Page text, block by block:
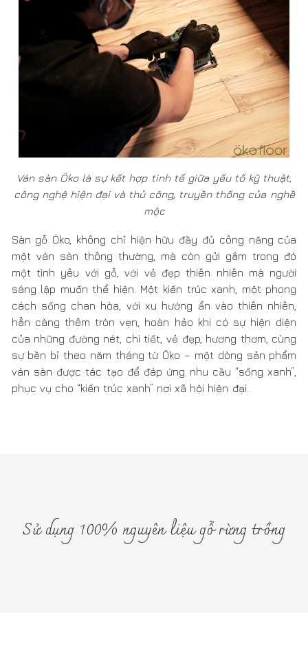
sự bền bỉ theo năm tháng từ Öko – một dòng sản phẩm
ván sàn được tác tạo để đáp ứng nhu cầu “sống xanh”,
phục vụ cho “kiến trúc xanh” nơi xã hội hiện đại.
Sử dụng 100% nguyên liệu gỗ rừng trồng
Bạn cần tư vấn gỗ và nội thất công trình
Hãy để lại thông tin chúng tôi sẽ liên hệ với bạn
Câu hỏi và trả lời
Tuyển dụng